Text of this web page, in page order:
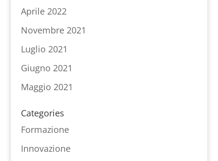
Aprile 2022
Novembre 2021
Luglio 2021
Giugno 2021
Maggio 2021
Categories
Formazione
Innovazione